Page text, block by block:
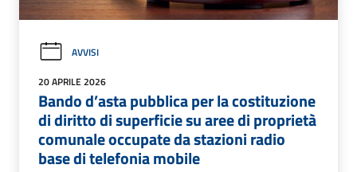
AVVISI
20 APRILE 2026
Bando d’asta pubblica per la costituzione
di diritto di superficie su aree di proprietà
comunale occupate da stazioni radio
base di telefonia mobile